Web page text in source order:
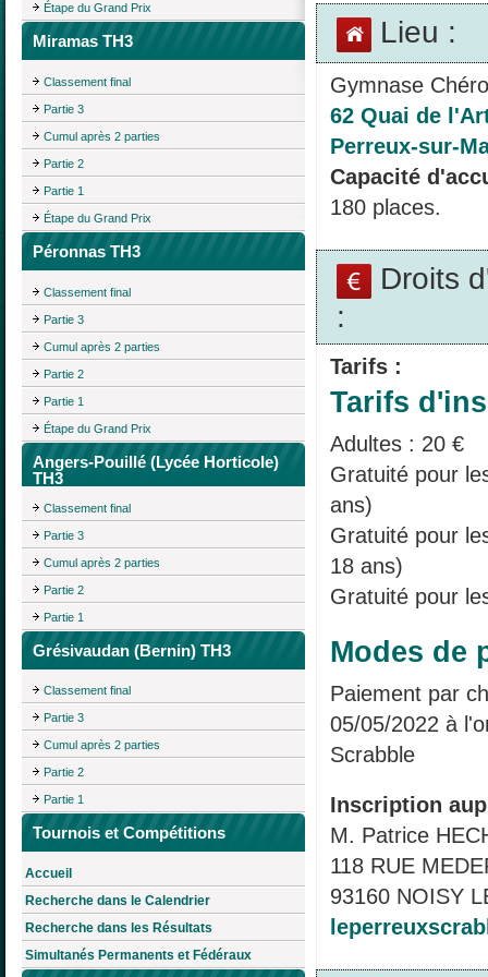
Étape du Grand Prix
Miramas TH3
Classement final
Partie 3
Cumul après 2 parties
Partie 2
Partie 1
Étape du Grand Prix
Péronnas TH3
Classement final
Partie 3
Cumul après 2 parties
Partie 2
Partie 1
Étape du Grand Prix
Angers-Pouillé (Lycée Horticole)
TH3
Classement final
Partie 3
Cumul après 2 parties
Partie 2
Partie 1
Grésivaudan (Bernin) TH3
Classement final
Partie 3
Cumul après 2 parties
Partie 2
Partie 1
Tournois et Compétitions
Accueil
Recherche dans le Calendrier
Recherche dans les Résultats
Simultanés Permanents et Fédéraux
Lieu :
Gymnase
62 Quai de
Perreux-sur-
Capacité
180 places.
Droits
:
Tarifs :
Tarifs
Adultes : 20 €
Gratuité pour
ans)
Gratuité pour
18 ans)
Gratuité pour
Modes de
Paiement par
05/05/2022 à
Scrabble
Inscription
M. Patrice
118 RUE
93160 NOISY